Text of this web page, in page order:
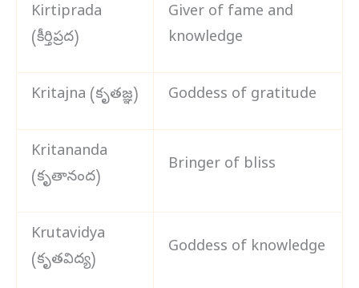
Kirtiprada
(కీర్తిప్రద)
Giver of fame and
knowledge
Kritajna (కృతజ్ఞ) Goddess of gratitude
Kritananda
(కృతానంద)
Bringer of bliss
Krutavidya
(కృతవిద్య)
Goddess of knowledge